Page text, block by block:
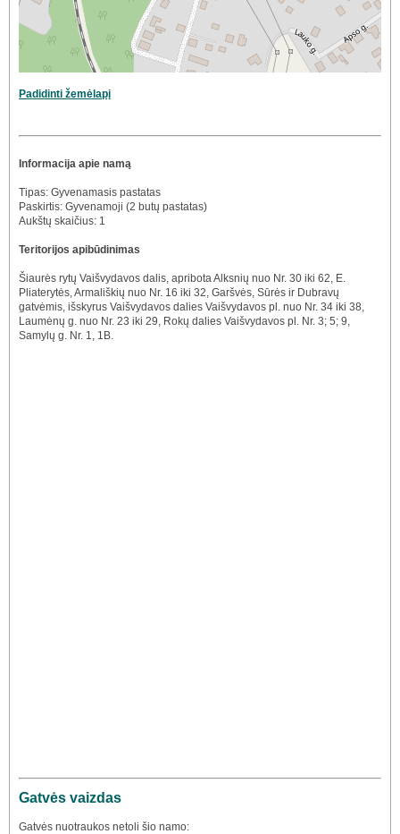
Padidinti žemėlapį
Informacija apie namą
Tipas: Gyvenamasis pastatas
Paskirtis: Gyvenamoji (2 butų pastatas)
Aukštų skaičius: 1
Teritorijos apibūdinimas
Šiaurės rytų Vaišvydavos dalis, apribota Alksnių nuo Nr. 30 iki 62, E.
Pliaterytės, Armališkių nuo Nr. 16 iki 32, Garšvės, Sūrės ir Dubravų
gatvėmis, išskyrus Vaišvydavos dalies Vaišvydavos pl. nuo Nr. 34 iki 38,
Laumėnų g. nuo Nr. 23 iki 29, Rokų dalies Vaišvydavos pl. Nr. 3; 5; 9,
Samylų g. Nr. 1, 1B.
Gatvės vaizdas
Gatvės nuotraukos netoli šio namo: